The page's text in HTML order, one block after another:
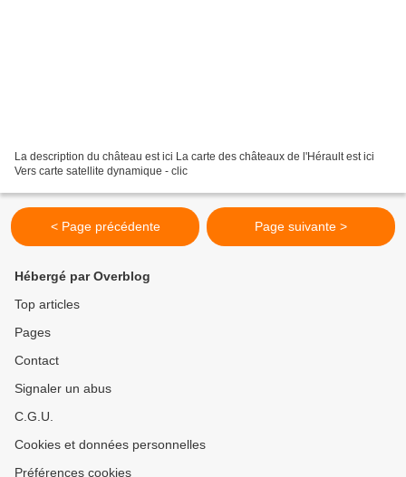
La description du château est ici La carte des châteaux de l'Hérault est ici
Vers carte satellite dynamique - clic
< Page précédente Page suivante >
Hébergé par Overblog
Top articles
Pages
Contact
Signaler un abus
C.G.U.
Cookies et données personnelles
Préférences cookies